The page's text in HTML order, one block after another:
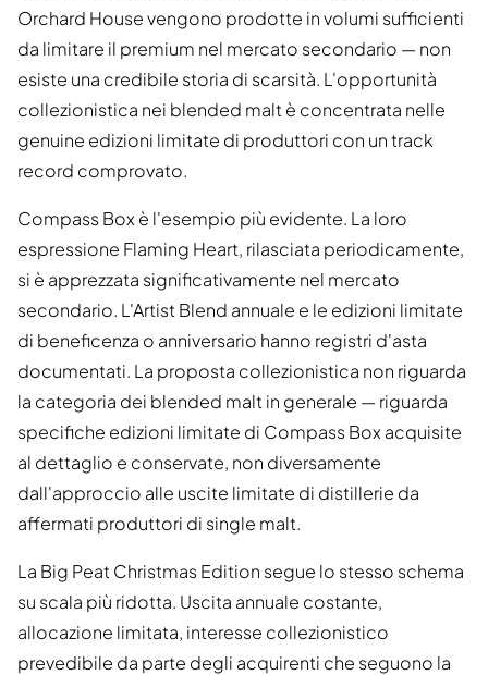
Orchard House vengono prodotte in volumi sufficienti
da limitare il premium nel mercato secondario — non
esiste una credibile storia di scarsità. L'opportunità
collezionistica nei blended malt è concentrata nelle
genuine edizioni limitate di produttori con un track
record comprovato.
Compass Box è l'esempio più evidente. La loro
espressione Flaming Heart, rilasciata periodicamente,
si è apprezzata significativamente nel mercato
secondario. L'Artist Blend annuale e le edizioni limitate
di beneficenza o anniversario hanno registri d'asta
documentati. La proposta collezionistica non riguarda
la categoria dei blended malt in generale — riguarda
specifiche edizioni limitate di Compass Box acquisite
al dettaglio e conservate, non diversamente
dall'approccio alle uscite limitate di distillerie da
affermati produttori di single malt.
La Big Peat Christmas Edition segue lo stesso schema
su scala più ridotta. Uscita annuale costante,
allocazione limitata, interesse collezionistico
prevedibile da parte degli acquirenti che seguono la